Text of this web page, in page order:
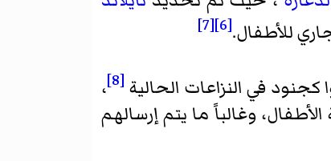
للأطفال.[6]
[7]
[8]
،
الأطفال، وغالباً ما يتم إرسالهم